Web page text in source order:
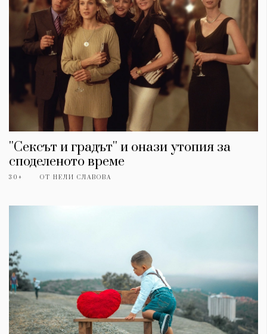
''Сексът и градът'' и онази утопия за
споделеното време
30+ ОТ НЕЛИ СЛАВОВА